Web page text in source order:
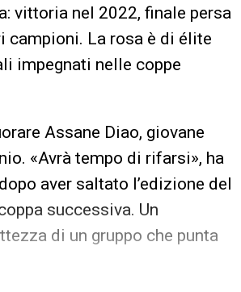
vittoria nel 2022, finale persa
La rosa è di élite
impegnati nelle coppe
Assane Diao, giovane
«Avrà tempo di rifarsi», ha
aver saltato l’edizione del
successiva. Un
di un gruppo che punta